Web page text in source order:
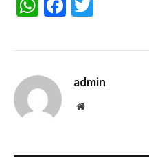
admin
Website